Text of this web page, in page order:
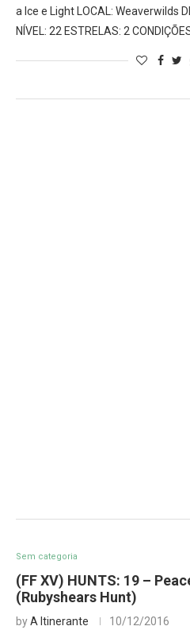
a Ice e Light LOCAL: Weaverwilds
NÍVEL: 22 ESTRELAS: 2
Sem categoria
(FF XV) HUNTS: 19 –
(Rubyshears Hunt)
byA Itinerante 10/12/2016